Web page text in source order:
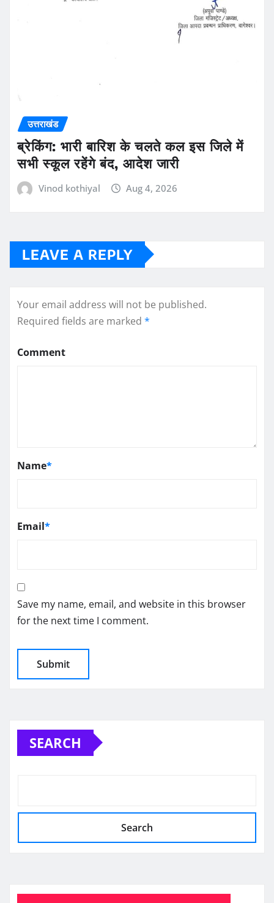
उत्तराखंड
ब्रेकिंग: भारी बारिश के चलते कल इस जिले में
सभी स्कूल रहेंगे बंद, आदेश जारी
Vinod kothiyal Aug 4, 2026
LEAVE A REPLY
Your email address will not be published.
Required fields are marked *
Comment
Name*
Email*
Save my name, email, and website in this browser
for the next time I comment.
SEARCH
Search